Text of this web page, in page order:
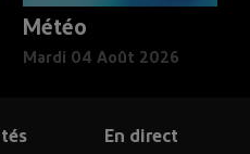
Météo
Mardi 04 Août 2026
En direct